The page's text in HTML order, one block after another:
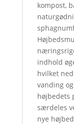
kompost,
indhold
hvilket
vanding
højbedets
særdeles
nye